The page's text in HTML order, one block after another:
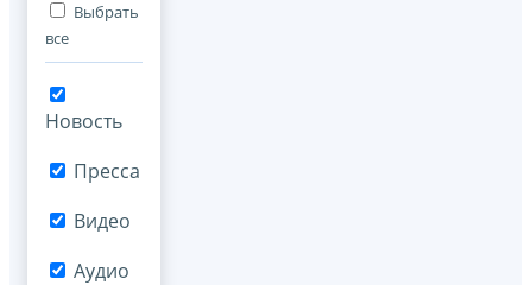
Выбрать
все
Новость
Пресса
Видео
Аудио